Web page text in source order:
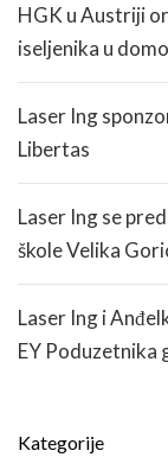
HGK u Austriji
iseljenika u
Laser Ing
Libertas
Laser Ing se
škole Velika
Laser Ing i
EY Poduzetnika
Kategorije